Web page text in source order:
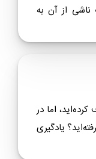
ناشی از آن به
اما در
یادگیری